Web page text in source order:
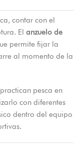
contar con el
El anzuelo de
permite fijar la
al momento de la
pesca en
con diferentes
dentro del equipo